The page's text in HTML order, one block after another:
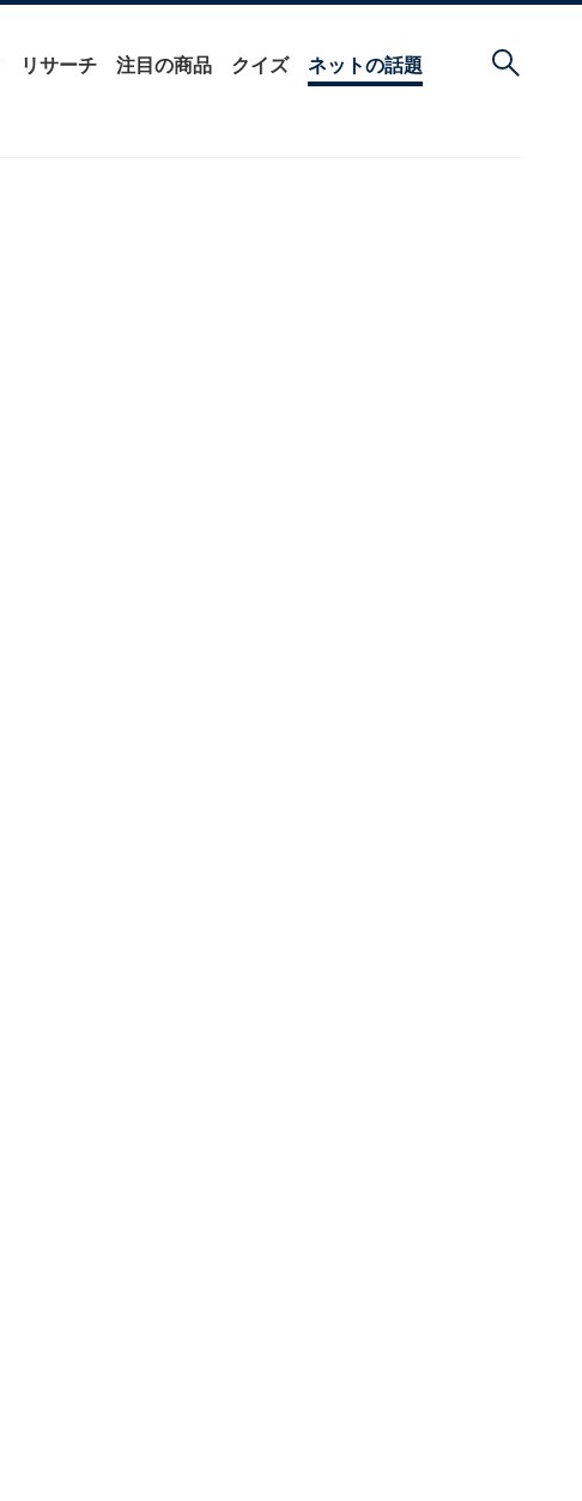
リサーチ 注目の商品 クイズ ネットの話題